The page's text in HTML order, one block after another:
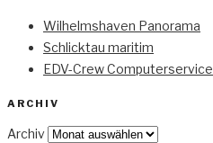
Wilhelmshaven Panorama
Schlicktau maritim
EDV-Crew Computerservice
ARCHIV
Archiv